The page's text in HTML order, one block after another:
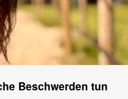
Beschwerden tun